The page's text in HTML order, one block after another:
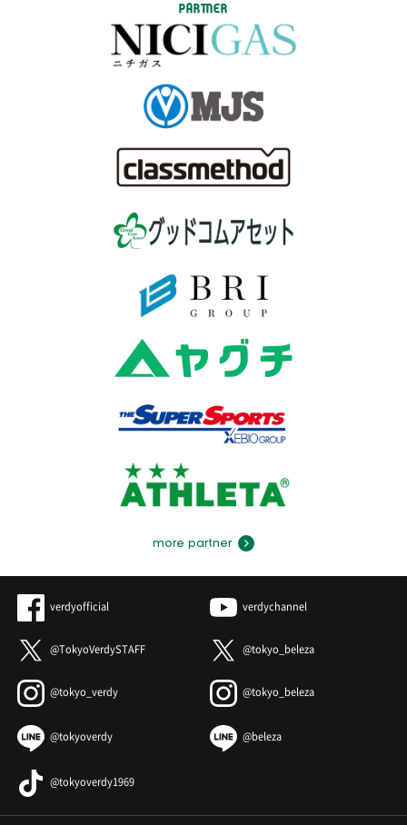
PARTNER
more partner
verdyofficial verdychannel
@TokyoVerdySTAFF @tokyo_beleza
@tokyo_verdy @tokyo_beleza
@tokyoverdy @beleza
@tokyoverdy1969